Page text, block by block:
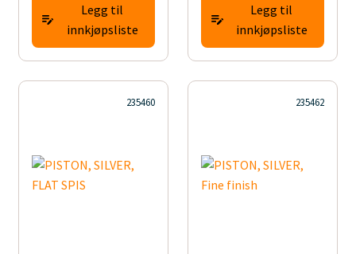
Legg til
innkjøpsliste
Legg til
innkjøpsliste
235460 235462